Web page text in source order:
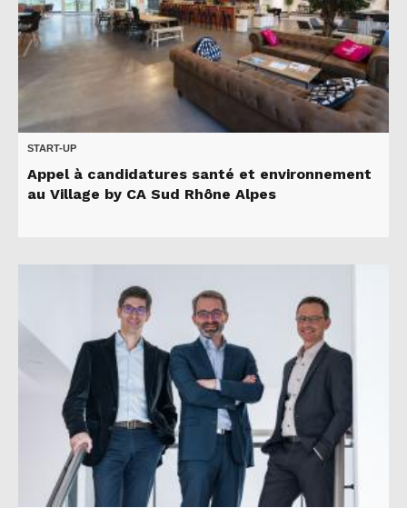
START-UP
Appel à candidatures santé et environnement
au Village by CA Sud Rhône Alpes